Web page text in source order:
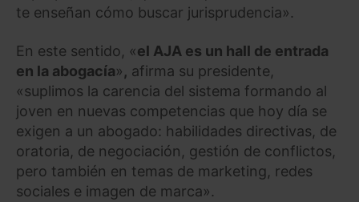
te enseñan cómo buscar jurisprudencia».
En este sentido, «el AJA es un hall de entrada
en la abogacía», afirma su presidente,
«suplimos la carencia del sistema formando al
joven en nuevas competencias que hoy día se
exigen a un abogado: habilidades directivas, de
oratoria, de negociación, gestión de conflictos,
pero también en temas de marketing, redes
sociales e imagen de marca».